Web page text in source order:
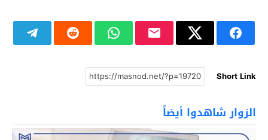
Short Link
الزوار شاهدوا أيضاً